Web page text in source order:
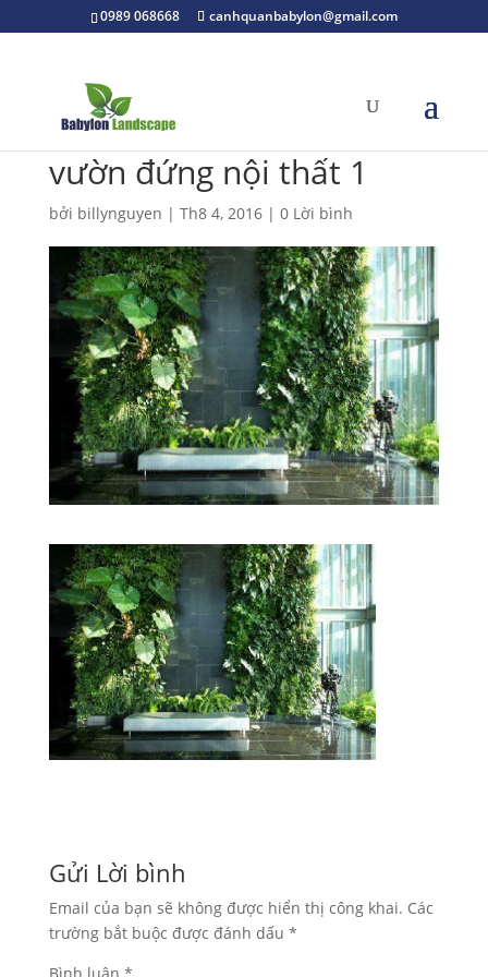
0989 068668 canhquanbabylon@gmail.com
vườn đứng nội thất 1
bởi billynguyen | Th8 4, 2016| 0 Lời bình
Gửi Lời bình
Email của bạn sẽ không được hiển thị công khai. Các
trường bắt buộc được đánh dấu *
Bình luận *